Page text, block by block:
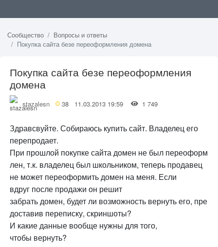
Сообщество
Вопросы и ответы
Покупка сайта безе переоформления домена
Покупка сайта безе переоформления
домена
stazalesn 38 11.03.2013 19:59 1 749
Здравсвуйте. Собираюсь купить сайт. Владелец его
перепродает.
При прошлой покупке сайта домен не был переоформ
лен, т.к. владелец был школьником, теперь продавец
не может переоформить домен на меня. Если
вдруг после продажи он решит
забрать домен, будет ли возможность вернуть его, пре
доставив переписку, скриншоты?
И какие данные вообще нужны для того,
чтобы вернуть?